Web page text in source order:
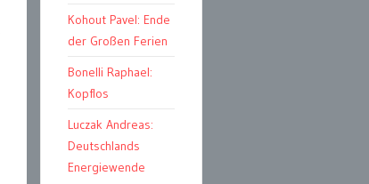
Kohout Pavel: Ende
der Großen Ferien
Bonelli Raphael:
Kopflos
Luczak Andreas:
Deutschlands
Energiewende